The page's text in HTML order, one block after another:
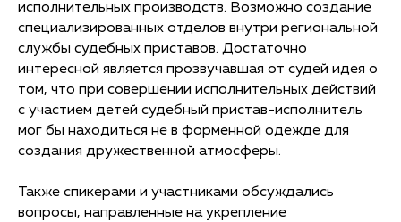
исполнительных производств. Возможно создание
специализированных отделов внутри региональной
службы судебных приставов. Достаточно
интересной является прозвучавшая от судей идея о
том, что при совершении исполнительных действий
с участием детей судебный пристав-исполнитель
мог бы находиться не в форменной одежде для
создания дружественной атмосферы.
Также спикерами и участниками обсуждались
вопросы, направленные на укрепление